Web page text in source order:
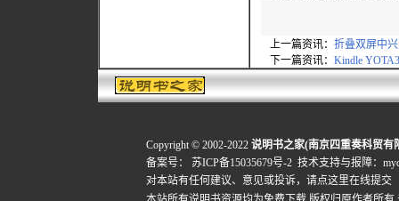
上一篇资讯： 折叠双屏中
下一篇资讯： Kindle
Copyright © 2002-2022 说明书之家(南京四重奏科贸有
备案号：
苏ICP备15035679号-2 技术支持与报障：
对本站有任何建议、意见或投诉， 请点这里在线提交